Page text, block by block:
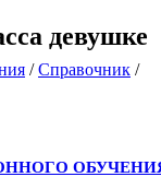
девушке
/Справочник /